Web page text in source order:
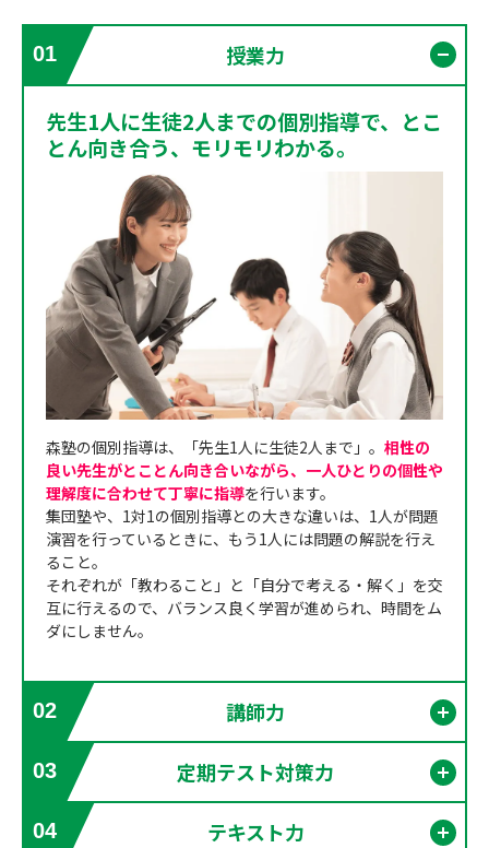
01 授業力
先生1人に生徒2人までの個別指導で、とこ
とん向き合う、モリモリわかる。
森塾の個別指導は、「先生1人に生徒2人まで」。 相性の
良い先生がとことん向き合いながら、一人ひとりの個性や
理解度に合わせて丁寧に指導を行います。
集団塾や、1対1の個別指導との大きな違いは、1人が問題
演習を行っているときに、もう1人には問題の解説を行え
ること。
それぞれが「教わること」と「自分で考える・解く」を交
互に行えるので、バランス良く学習が進められ、時間をム
ダにしません。
02 講師力
03 定期テスト対策力
04 テキスト力